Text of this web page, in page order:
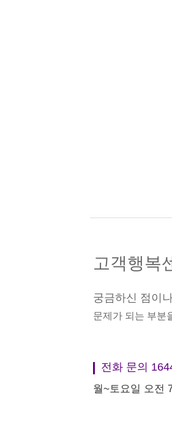
고객행복
궁금하신 점이
문제가 되는 부분
전화 문의
월~토요일 오전